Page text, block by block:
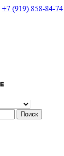
+7 (919) 858-84-74
Поиск